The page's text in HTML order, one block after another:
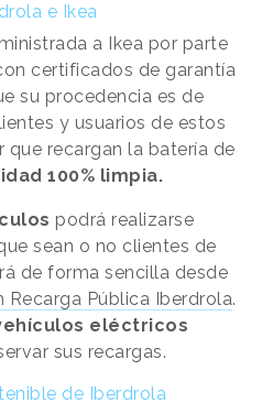
e Ikea
a Ikea por parte
certificados de garantía
su procedencia es de
y usuarios de estos
recargan la batería de
100% limpia.
podrá realizarse
sean o no clientes de
de forma sencilla desde
Recarga Pública Iberdrola.
eléctricos
sus recargas.
de Iberdrola